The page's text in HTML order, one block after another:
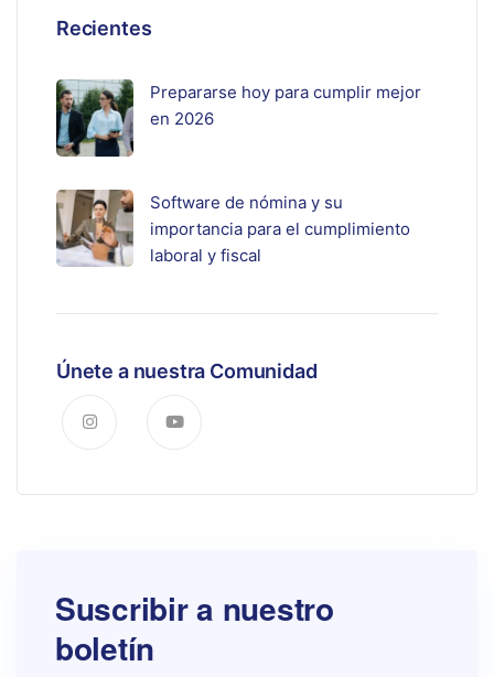
Recientes
Prepararse hoy para cumplir mejor
en 2026
Software de nómina y su
importancia para el cumplimiento
laboral y fiscal
Únete a nuestra Comunidad
Suscribir a nuestro
boletín